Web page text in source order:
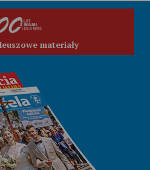
materiały